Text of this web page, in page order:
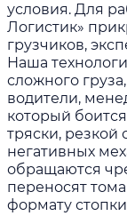
условия. Для
Логистик»
грузчиков,
Наша
сложного
водители,
который
тряски,
негативных
обращаются
переносят
формату